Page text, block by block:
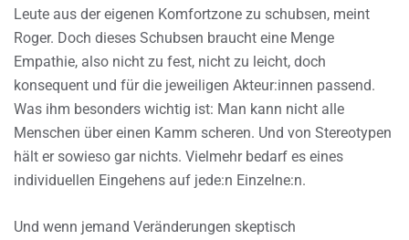
Leute aus der eigenen Komfortzone zu schubsen, meint
Roger. Doch dieses Schubsen braucht eine Menge
Empathie, also nicht zu fest, nicht zu leicht, doch
konsequent und für die jeweiligen Akteur:innen passend.
Was ihm besonders wichtig ist: Man kann nicht alle
Menschen über einen Kamm scheren. Und von Stereotypen
hält er sowieso gar nichts. Vielmehr bedarf es eines
individuellen Eingehens auf jede:n Einzelne:n.
Und wenn jemand Veränderungen skeptisch